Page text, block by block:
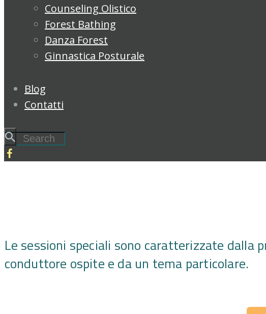
Counseling Olistico
Forest Bathing
Danza Forest
Ginnastica Posturale
Blog
Contatti
Le sessioni speciali sono caratterizzate dalla
conduttore ospite e da un tema particolare.